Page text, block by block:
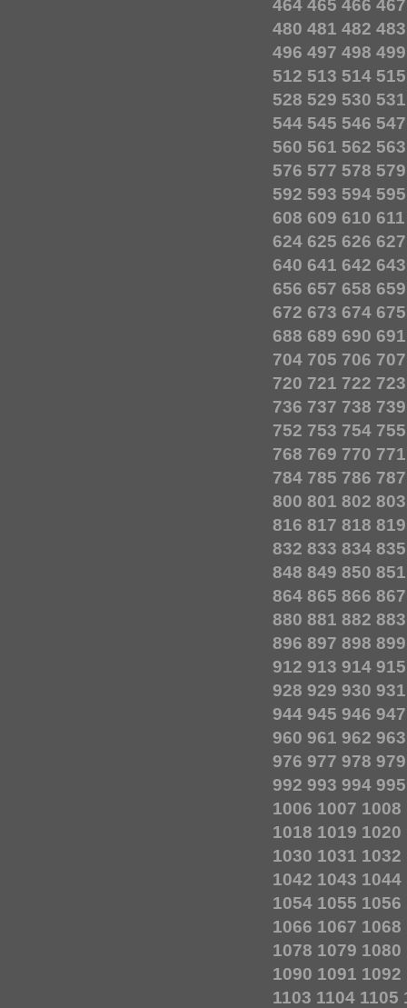
464 465 466 467
480 481 482 483
496 497 498 499
512 513 514 515
528 529 530 531
544 545 546 547
560 561 562 563
576 577 578 579
592 593 594 595
608 609 610 611
624 625 626 627
640 641 642 643
656 657 658 659
672 673 674 675
688 689 690 691
704 705 706 707
720 721 722 723
736 737 738 739
752 753 754 755
768 769 770 771
784 785 786 787
800 801 802 803
816 817 818 819
832 833 834 835
848 849 850 851
864 865 866 867
880 881 882 883
896 897 898 899
912 913 914 915
928 929 930 931
944 945 946 947
960 961 962 963
976 977 978 979
992 993 994 995
1006 1007 1008
1018 1019 1020
1030 1031 1032
1042 1043 1044
1054 1055 1056
1066 1067 1068
1078 1079 1080
1090 1091 1092
1103 1104 1105